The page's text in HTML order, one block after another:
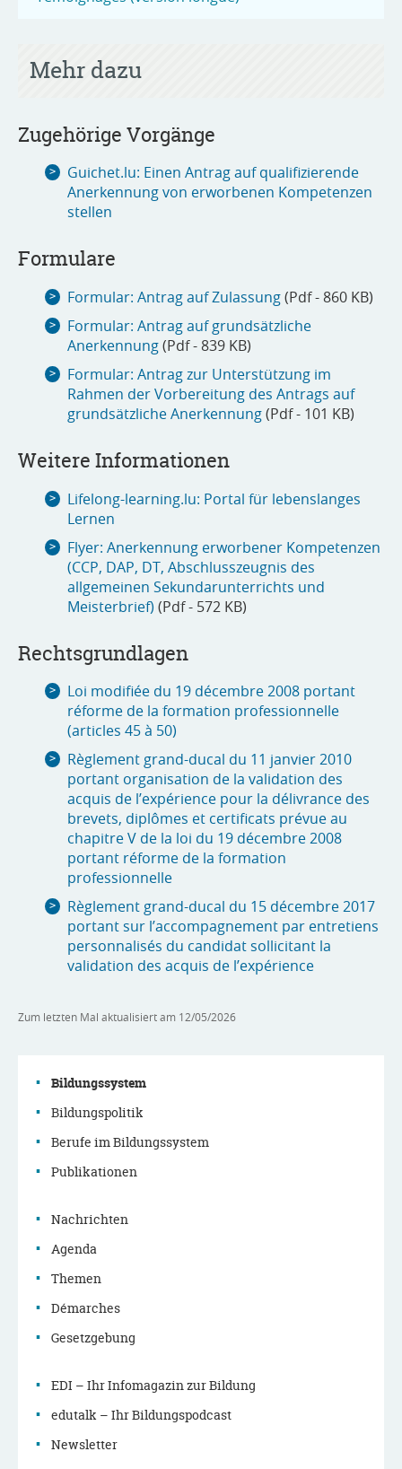
Mehr dazu
Zugehörige Vorgänge
Guichet.lu: Einen Antrag auf qualifizierende
Anerkennung von erworbenen Kompetenzen
stellen
Formulare
Formular: Antrag auf Zulassung(Pdf - 860 KB)
Formular: Antrag auf grundsätzliche
Anerkennung(Pdf - 839 KB)
Formular: Antrag zur Unterstützung im
Rahmen der Vorbereitung des Antrags auf
grundsätzliche Anerkennung(Pdf - 101 KB)
Weitere Informationen
Lifelong-learning.lu: Portal für lebenslanges
Lernen
Flyer: Anerkennung erworbener Kompetenzen
(CCP, DAP, DT, Abschlusszeugnis des
allgemeinen Sekundarunterrichts und
Meisterbrief) (Pdf - 572 KB)
Rechtsgrundlagen
Loi modifiée du 19 décembre 2008 portant
réforme de la formation professionnelle
(articles 45 à 50)
Règlement grand-ducal du 11 janvier 2010
portant organisation de la validation des
acquis de l’expérience pour la délivrance des
brevets, diplômes et certificats prévue au
chapitre V de la loi du 19 décembre 2008
portant réforme de la formation
professionnelle
Règlement grand-ducal du 15 décembre 2017
portant sur l’accompagnement par entretiens
personnalisés du candidat sollicitant la
validation des acquis de l’expérience
Zum letzten Mal aktualisiert am 12/05/2026
Navigationsmenü
Bildungssystem
Bildungspolitik
Berufe im Bildungssystem
Publikationen
Nachrichten
Agenda
Themen
Démarches
Gesetzgebung
EDI – Ihr Infomagazin zur Bildung
edutalk – Ihr Bildungspodcast
Newsletter